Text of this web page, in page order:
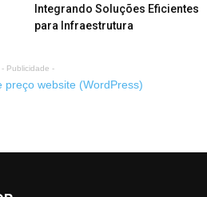
Integrando Soluções Eficientes
para Infraestrutura
- Publicidade -